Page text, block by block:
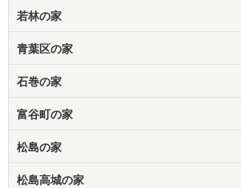
若林の家
青葉区の家
石巻の家
富谷町の家
松島の家
松島高城の家